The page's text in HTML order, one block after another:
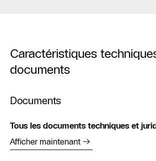
Caractéristiques
documents
Documents
Tous les documents techniques et
Afficher maintenant